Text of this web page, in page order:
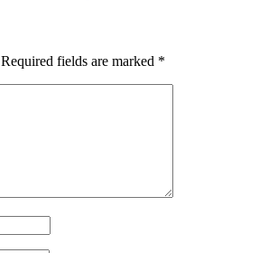
Required fields are marked *